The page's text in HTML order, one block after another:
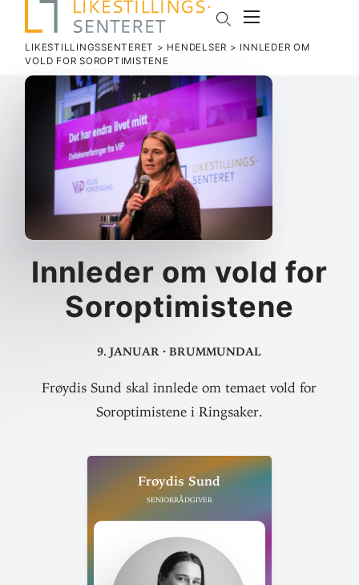
LIKESTILLINGSSENTERET > HENDELSER > INN­LEDER OM
VOLD FOR SOROPTIMISTENE
Inn­leder om vold for
Soroptimistene
9. januar ·Brummundal
Frøydis Sund skal innlede om temaet vold for
Soroptimistene i Ringsaker.
Frøydis Sund
Seniorrådgiver